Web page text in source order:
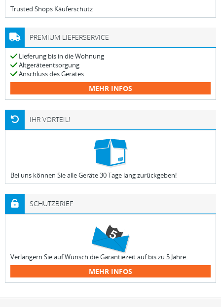
Trusted Shops Käuferschutz
PREMIUM LIEFERSERVICE
Lieferung bis in die Wohnung
Altgeräteentsorgung
Anschluss des Gerätes
MEHR INFOS
IHR VORTEIL!
Bei uns können Sie alle Geräte 30 Tage lang zurückgeben!
SCHUTZBRIEF
Verlängern Sie auf Wunsch die Garantiezeit auf bis zu 5 Jahre.
MEHR INFOS